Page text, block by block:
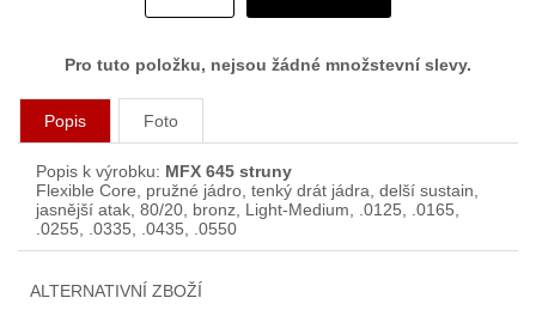
Pro tuto položku, nejsou žádné množstevní slevy.
Popis Foto
Popis k výrobku: MFX 645 struny
Flexible Core, pružné jádro, tenký drát jádra, delší sustain,
jasnější atak, 80/20, bronz, Light-Medium, .0125, .0165,
.0255, .0335, .0435, .0550
ALTERNATIVNÍ ZBOŽÍ